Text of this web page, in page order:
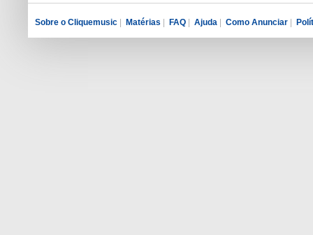
Sobre o Cliquemusic | Matérias | FAQ | Ajuda | Como Anunciar |